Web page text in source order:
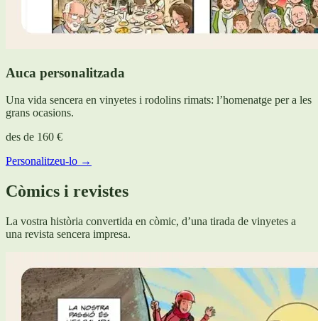
Auca personalitzada
Una vida sencera en vinyetes i rodolins rimats: l’homenatge per a les
grans ocasions.
des de 160 €
Personalitzeu-lo →
Còmics i revistes
La vostra història convertida en còmic, d’una tirada de vinyetes a
una revista sencera impresa.